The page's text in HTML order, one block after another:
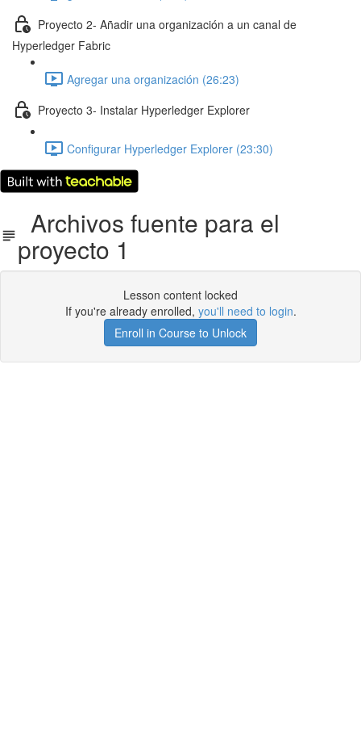
Proyecto 2- Añadir una organización a un canal de
Hyperledger Fabric
Agregar una organización (26:23)
Proyecto 3- Instalar Hyperledger Explorer
Configurar Hyperledger Explorer (23:30)
Archivos fuente para el
proyecto 1
Lesson content locked
If you're already enrolled, you'll need to login.
Enroll in Course to Unlock